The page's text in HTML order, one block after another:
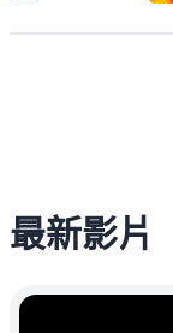
最新影片